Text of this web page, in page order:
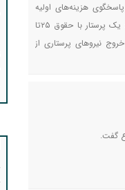
هزینه‌های اولیه
زندگی در تهران نیست، ضمن تاکید بر لزوم اجرای فوق‌العاده خاص با لحاظ سقف امتیاز، گفت: یک پرستار با حقوق ۲۵تا
نیروهای پرستاری از
گفت.